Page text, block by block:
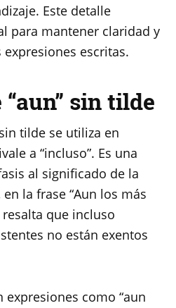
Este detalle
para mantener claridad y
escritas.
sin tilde
tilde se utiliza en
a “incluso”. Es una
al significado de la
la frase “Aun los más
que incluso
no están exentos
expresiones como “aun